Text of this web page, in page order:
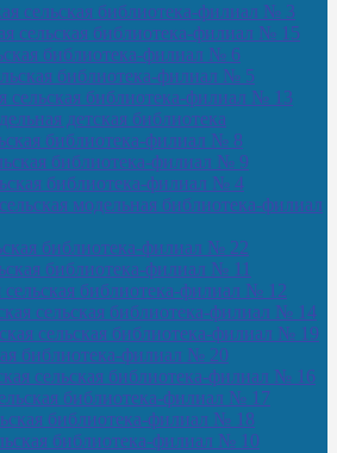
сельская библиотека-филиал № 3
сельская библиотека-филиал № 15
библиотека-филиал № 6
библиотека-филиал № 5
сельская библиотека-филиал № 13
детская библиотека
библиотека-филиал № 8
библиотека-филиал № 9
библиотека-филиал № 4
модельная библиотека-филиал
библиотека-филиал № 22
библиотека-филиал № 11
сельская библиотека-филиал № 12
сельская библиотека-филиал № 14
сельская библиотека-филиал № 19
библиотека-филиал № 20
сельская библиотека-филиал № 16
библиотека-филиал № 17
библиотека-филиал № 18
библиотека-филиал № 10